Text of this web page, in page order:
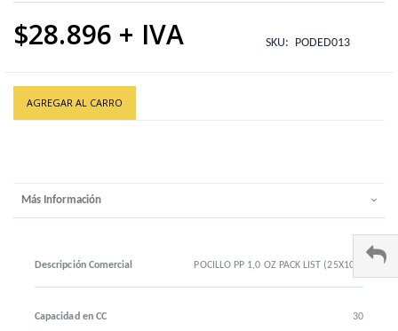
$28.896 SKU PODED013
AGREGAR AL CARRO
Más Información
Descripción Comercial POCILLO PP 1,0 OZ PACK LIST (25X100)
Capacidad en CC 30